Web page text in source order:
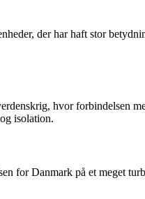
der har haft stor
hvor forbindelsen
isolation.
for Danmark på et meget